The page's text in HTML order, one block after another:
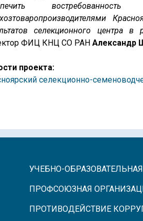
селекционного центра
ФИЦ КНЦ СО РАН Александр
проекта:
селекционно-
УЧЕБНО-
ПРОФСОЮЗНАЯ
ПРОТИВОДЕЙСТВИЕ